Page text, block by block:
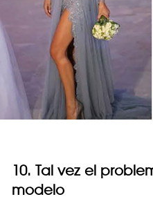
10. Tal vez el
modelo